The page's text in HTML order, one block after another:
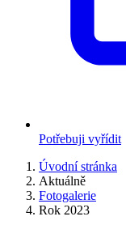
Potřebuji vyřídit
Úvodní stránka
Aktuálně
Fotogalerie
Rok 2023